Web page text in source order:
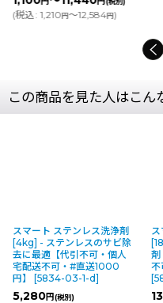
(税込: 1,210円～12,584円)
この商品を見た人はこん
スマート ステンレス洗浄剤
[4kg] - ステンレスのサビ除
去に最適【代引不可・個人
宅配送不可・#直送1000
円】
[5834-03-1-d]
5,280円(税別)
剤
不
[